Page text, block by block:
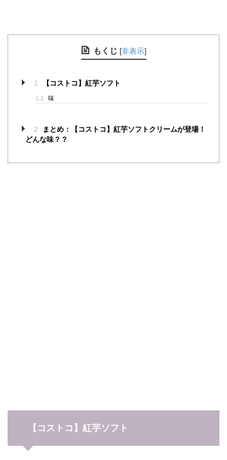
もくじ [非表示]
1 【コストコ】紅芋ソフト
1.1 味
2
まとめ：【コストコ】紅芋ソフトクリームが登場！
どんな味？？
【コストコ】紅芋ソフト